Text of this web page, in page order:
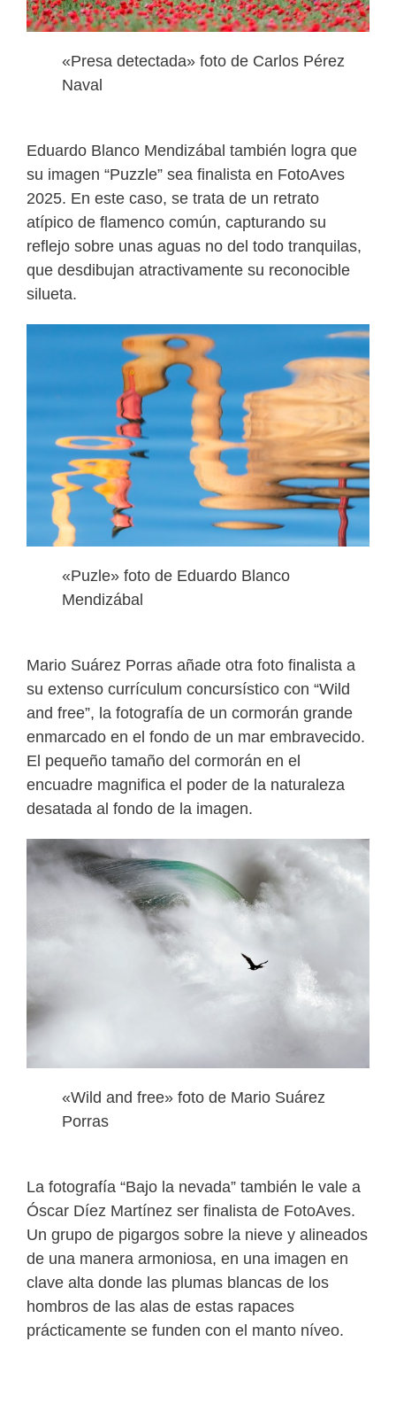
«Presa detectada» foto de Carlos Pérez
Naval
Eduardo Blanco Mendizábal también logra que
su imagen “Puzzle” sea finalista en FotoAves
2025. En este caso, se trata de un retrato
atípico de flamenco común, capturando su
reflejo sobre unas aguas no del todo tranquilas,
que desdibujan atractivamente su reconocible
silueta.
«Puzle» foto de Eduardo Blanco
Mendizábal
Mario Suárez Porras añade otra foto finalista a
su extenso currículum concursístico con “Wild
and free”, la fotografía de un cormorán grande
enmarcado en el fondo de un mar embravecido.
El pequeño tamaño del cormorán en el
encuadre magnifica el poder de la naturaleza
desatada al fondo de la imagen.
«Wild and free» foto de Mario Suárez
Porras
La fotografía “Bajo la nevada” también le vale a
Óscar Díez Martínez ser finalista de FotoAves.
Un grupo de pigargos sobre la nieve y alineados
de una manera armoniosa, en una imagen en
clave alta donde las plumas blancas de los
hombros de las alas de estas rapaces
prácticamente se funden con el manto níveo.